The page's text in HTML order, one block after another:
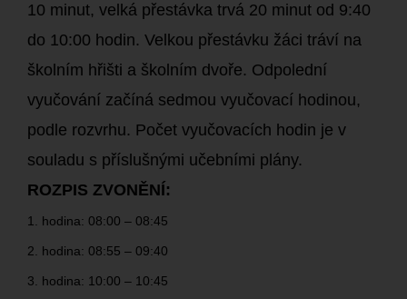
10 minut, velká přestávka trvá 20 minut od 9:40
do 10:00 hodin. Velkou přestávku žáci tráví na
školním hřišti a školním dvoře. Odpolední
vyučování začíná sedmou vyučovací hodinou,
podle rozvrhu. Počet vyučovacích hodin je v
souladu s příslušnými učebními plány.
ROZPIS ZVONĚNÍ:
1. hodina: 08:00 – 08:45
2. hodina: 08:55 – 09:40
3. hodina: 10:00 – 10:45